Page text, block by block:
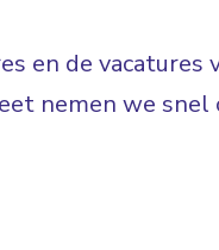
en de
nemen we snel